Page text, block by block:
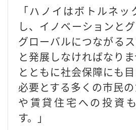
「ハノイはボトルネ
し、イノベーションと
グローバルにつながる
と発展しなければなり
とともに社会保障にも
必要とする多くの市民
や賃貸住宅への投資
す。」